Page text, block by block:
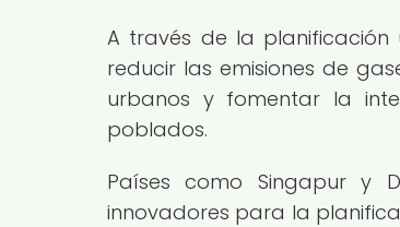
A través de la planificación
reducir las emisiones de
urbanos y fomentar la
poblados.
Países como Singapur y
innovadores para la